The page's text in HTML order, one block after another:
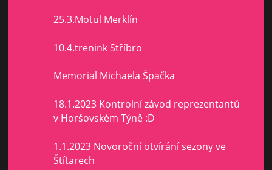
25.3.Motul Merklín
10.4.trenink Stříbro
Memorial Michaela Špačka
18.1.2023 Kontrolní závod reprezentantů
v Horšovském Týně :D
1.1.2023 Novoroční otvírání sezony ve
Štítarech